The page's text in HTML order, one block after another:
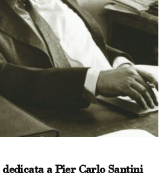
a Pier Carlo Santini